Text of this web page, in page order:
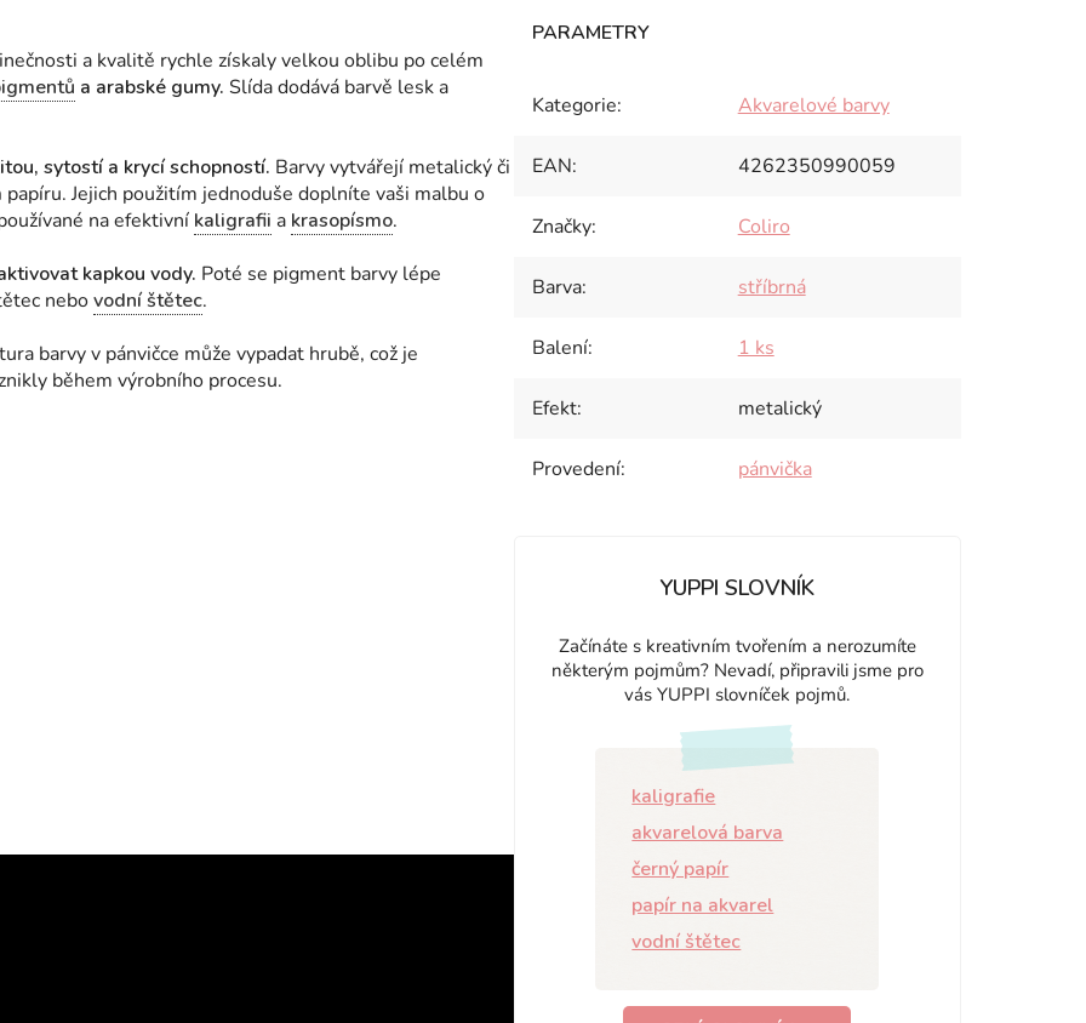
a kvalitě rychle získaly velkou oblibu po celém
a arabské gumy. Slída dodává barvě lesk a
sytostí a krycí schopností. Barvy vytvářejí metalický či
papíru. Jejich použitím jednoduše doplníte vaši malbu o
na efektivní kaligrafii a krasopísmo.
kapkou vody. Poté se pigment barvy lépe
nebovodní štětec.
barvy v pánvičce může vypadat hrubě, což je
během výrobního procesu.
Kategorie: Akvarelové barvy
EAN: 4262350990059
Značky: Coliro
Barva: stříbrná
Balení: 1 ks
Efekt: metalický
Provedení: pánvička
YUPPI SLOVNÍK
Začínáte s kreativním tvořením a nerozumíte
některým pojmům? Nevadí, připravili jsme pro
vás YUPPI slovníček pojmů.
kaligrafie
akvarelová barva
černý papír
papír na akvarel
vodní štětec